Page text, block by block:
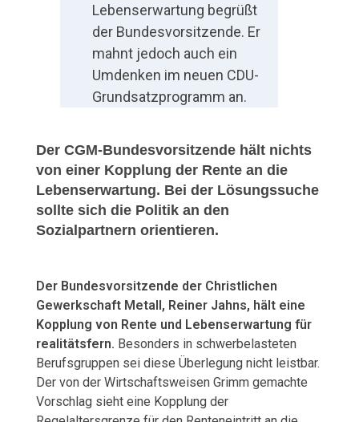
Lebenserwartung begrüßt
der Bundesvorsitzende. Er
mahnt jedoch auch ein
Umdenken im neuen CDU-
Grundsatzprogramm an.
Der CGM-Bundesvorsitzende hält nichts
von einer Kopplung der Rente an die
Lebenserwartung. Bei der Lösungssuche
sollte sich die Politik an den
Sozialpartnern orientieren.
Der Bundesvorsitzende der Christlichen
Gewerkschaft Metall, Reiner Jahns, hält eine
Kopplung von Rente und Lebenserwartung für
realitätsfern. Besonders in schwerbelasteten
Berufsgruppen sei diese Überlegung nicht leistbar.
Der von der Wirtschaftsweisen Grimm gemachte
Vorschlag sieht eine Kopplung der